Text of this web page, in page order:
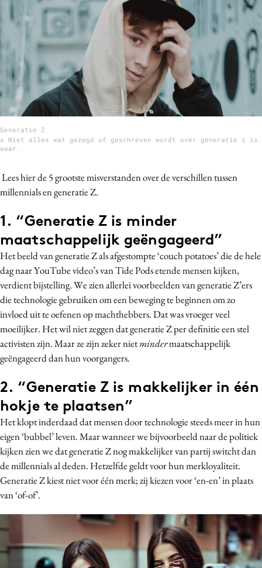
Carriere
Contentmarketing
Customer Experience
Data & Insights
Design
Digital transformation
Diversiteit
Effectiviteit
Influencer marketing
Martech
Media
Merkstrategie
PR
Programmatic
Purpose Marketing
Reputatie & crisis
Generatie Z
© Niet alles wat gezegd of geschreven wordt over generatie z is
waar.
Lees hier de 5 grootste misverstanden over de verschillen tussen
millennials en generatie Z.
1. “Generatie Z is minder
maatschappelijk geëngageerd”
Het beeld van generatie Z als afgestompte ‘couch potatoes’ die de hele
dag naar YouTube video’s van Tide Pods etende mensen kijken,
verdient bijstelling.We zien allerlei voorbeelden van generatie Z’ers
die technologie gebruiken om een beweging te beginnen om zo
invloed uit te oefenen op machthebbers.Dat was vroeger veel
moeilijker. Het wil niet zeggen dat generatie Z per definitie een stel
activisten zijn. Maar ze zijn zeker nietmindermaatschappelijk
geëngageerd dan hun voorgangers.
2. “Generatie Z is makkelijker in één
hokje te plaatsen”
Het klopt inderdaad dat mensen door technologie steeds meer in hun
eigen ‘bubbel’ leven. Maar wanneer we bijvoorbeeld naar de politiek
kijken zien we dat generatie Z nog makkelijker van partij switcht dan
de millennials al deden. Hetzelfde geldt voor hun merkloyaliteit.
Generatie Z kiest niet voor één merk; zij kiezen voor ‘en-en’ in plaats
van ‘of-of’.